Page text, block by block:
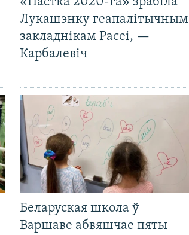
Лукашэнку геапалітычным
закладнікам Расеі, —
Карбалевіч
Беларуская школа ў
Варшаве абвяшчае пяты